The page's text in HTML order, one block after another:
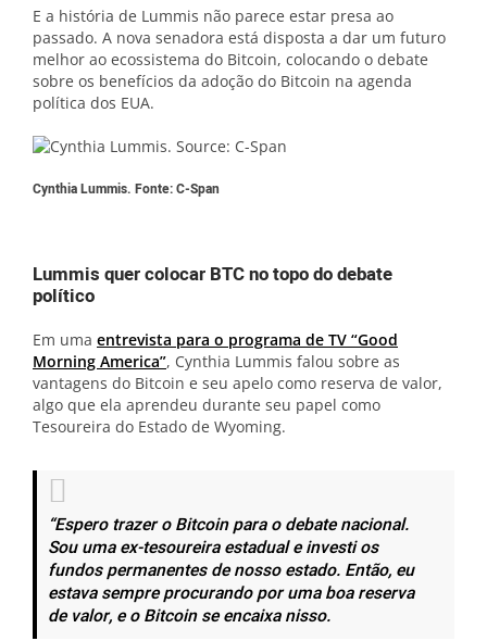
E a história de Lummis não parece estar presa ao
passado. A nova senadora está disposta a dar um futuro
melhor ao ecossistema do Bitcoin, colocando o debate
sobre os benefícios da adoção do Bitcoin na agenda
política dos EUA.
Cynthia Lummis. Fonte: C-Span
Lummis quer colocar BTC no topo do debate
político
Em uma entrevista para o programa de TV “Good
Morning America”, Cynthia Lummis falou sobre as
vantagens do Bitcoin e seu apelo como reserva de valor,
algo que ela aprendeu durante seu papel como
Tesoureira do Estado de Wyoming.
“Espero trazer o Bitcoin para o debate nacional.
Sou uma ex-tesoureira estadual e investi os
fundos permanentes de nosso estado. Então, eu
estava sempre procurando por uma boa reserva
de valor, e o Bitcoin se encaixa nisso.